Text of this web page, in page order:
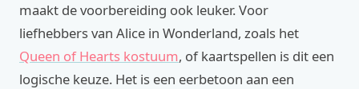
maakt de voorbereiding ook leuker. Voor
liefhebbers van Alice in Wonderland, zoals het
Queen of Hearts kostuum, of kaartspellen is dit een
logische keuze. Het is een eerbetoon aan een